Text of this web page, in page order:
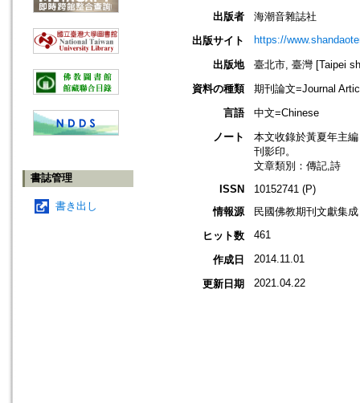
書誌管理
書き出し
出版者
海潮音雜誌社
出版サイト
https://
出版地
臺北市, 臺灣 [Taipei
資料の種類
期刊論文=Journal
言語
中文=Chinese
ノート
本文收錄於黃夏年主
刊影印。
文章類別：傳記,詩
ISSN
10152741 (P)
情報源
民國佛教期刊文獻集
ヒット数
461
作成日 2014.11.01
更新日期 2021.04.22